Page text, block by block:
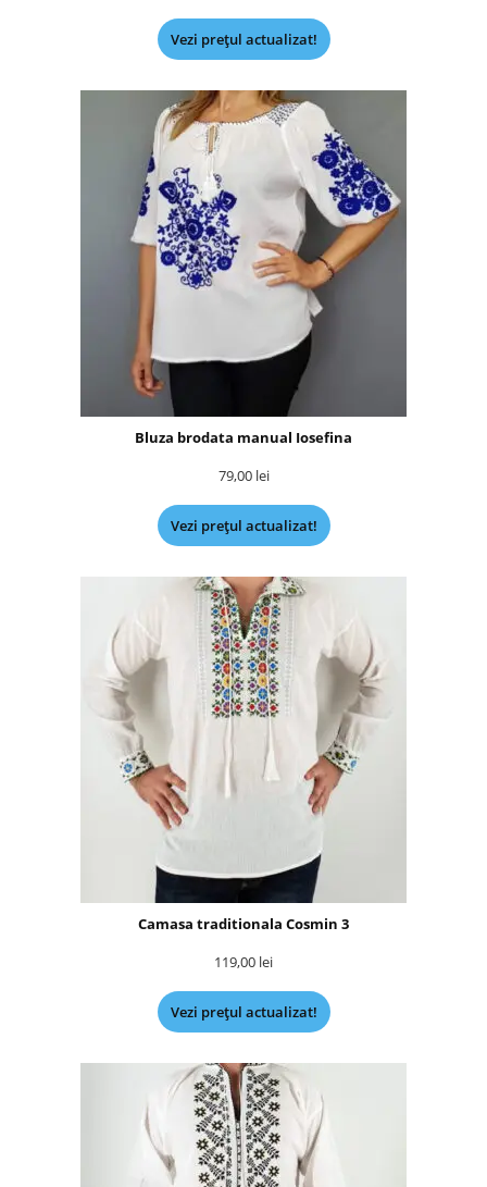
Vezi prețul actualizat!
Bluza brodata manual Iosefina
79,00 lei
Vezi prețul actualizat!
Camasa traditionala Cosmin 3
119,00 lei
Vezi prețul actualizat!